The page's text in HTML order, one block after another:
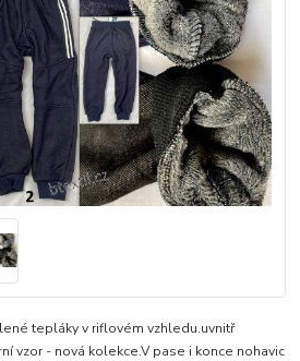
tepláky v riflovém vzhledu.uvnitř
vzor - nová kolekce.V pase i konce nohavic